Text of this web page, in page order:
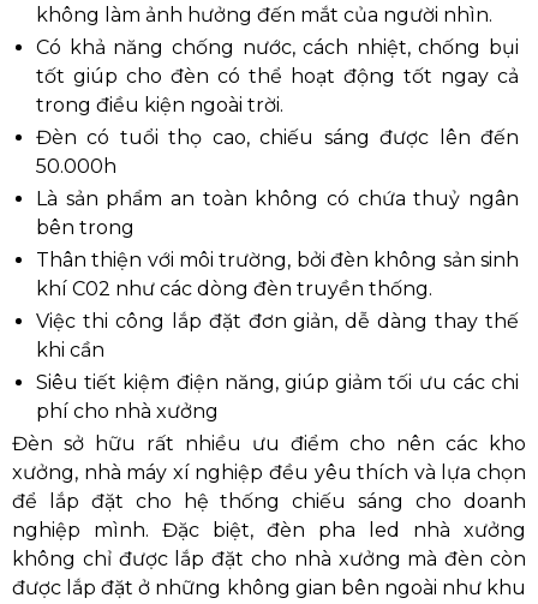
không làm ảnh hưởng đến mắt của người nhìn.
Có khả năng chống nước, cách nhiệt, chống bụi
tốt giúp cho đèn có thể hoạt động tốt ngay cả
trong điều kiện ngoài trời.
Đèn có tuổi thọ cao, chiếu sáng được lên đến
50.000h
Là sản phẩm an toàn không có chứa thuỷ ngân
bên trong
Thân thiện với môi trường, bởi đèn không sản sinh
khí C02 như các dòng đèn truyền thống.
Việc thi công lắp đặt đơn giản, dễ dàng thay thế
khi cần
Siêu tiết kiệm điện năng, giúp giảm tối ưu các chi
phí cho nhà xưởng
Đèn sở hữu rất nhiều ưu điểm cho nên các kho
xưởng, nhà máy xí nghiệp đều yêu thích và lựa chọn
để lắp đặt cho hệ thống chiếu sáng cho doanh
nghiệp mình. Đặc biệt, đèn pha led nhà xưởng
không chỉ được lắp đặt cho nhà xưởng mà đèn còn
được lắp đặt ở những không gian bên ngoài như khu